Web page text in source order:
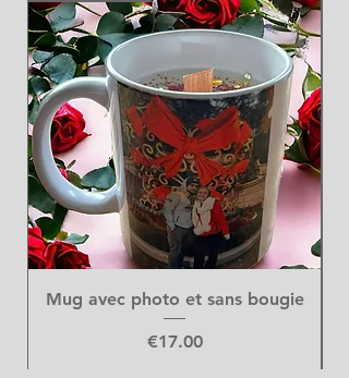
Mug avec photo et sans bougie
Price
€17.00